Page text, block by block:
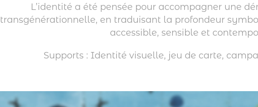
L’identité a été pensée pour accompagner une
transgénérationnelle, en traduisant la profondeur
accessible, sensible et
Supports : Identité visuelle, jeu de carte,